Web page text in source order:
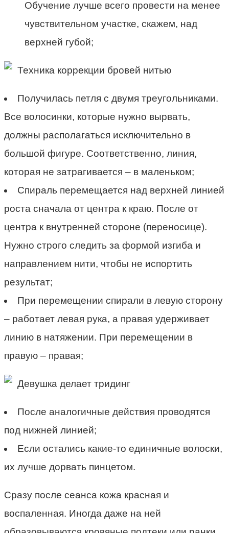
Обучение лучше всего провести на менее
чувствительном участке, скажем, над
верхней губой;
Техника коррекции бровей нитью
Получилась петля с двумя треугольниками.
Все волосинки, которые нужно вырвать,
должны располагаться исключительно в
большой фигуре. Соответственно, линия,
которая не затрагивается – в маленьком;
Спираль перемещается над верхней линией
роста сначала от центра к краю. После от
центра к внутренней стороне (переносице).
Нужно строго следить за формой изгиба и
направлением нити, чтобы не испортить
результат;
При перемещении спирали в левую сторону
– работает левая рука, а правая удерживает
линию в натяжении. При перемещении в
правую – правая;
Девушка делает тридинг
После аналогичные действия проводятся
под нижней линией;
Если остались какие-то единичные волоски,
их лучше дорвать пинцетом.
Сразу после сеанса кожа красная и
воспаленная. Иногда даже на ней